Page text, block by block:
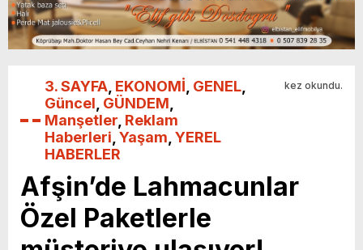
3. SAYFA EKONOMİ GENEL
Güncel GÜNDEM
Manşetler Reklam
Haberleri Yaşam YEREL
HABERLER
kez okundu.
Afşin’de Lahmacunlar
Özel Paketlerle